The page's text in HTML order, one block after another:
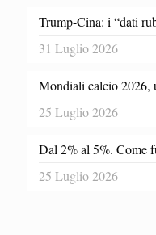
Trump-Cina: i “dati
31 Luglio 2026
Mondiali calcio 2026,
25 Luglio 2026
Dal 2% al 5%. Come
25 Luglio 2026